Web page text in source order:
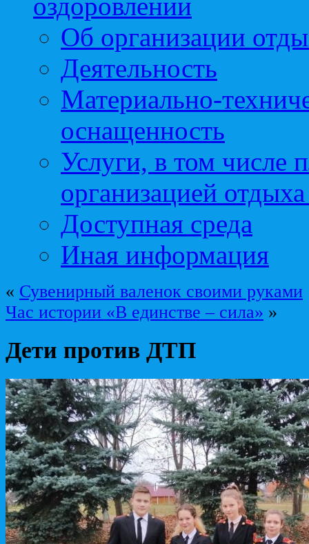
Об организации
Деятельность
Материально-
оснащенность
Услуги, в том числе
организацией
Доступная среда
Иная информация
« Сувенирный валенок своими руками
Час истории «В единстве – сила» »
Дети против ДТП